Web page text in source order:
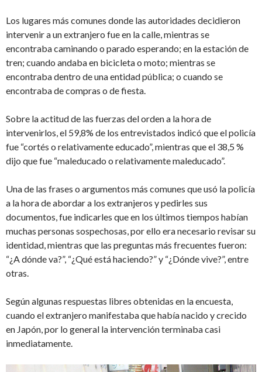
Los lugares más comunes donde las autoridades decidieron
intervenir a un extranjero fue en la calle, mientras se
encontraba caminando o parado esperando; en la estación de
tren; cuando andaba en bicicleta o moto; mientras se
encontraba dentro de una entidad pública; o cuando se
encontraba de compras o de fiesta.
Sobre la actitud de las fuerzas del orden a la hora de
intervenirlos, el 59,8% de los entrevistados indicó que el policía
fue “cortés o relativamente educado”, mientras que el 38,5 %
dijo que fue “maleducado o relativamente maleducado”.
Una de las frases o argumentos más comunes que usó la policía
a la hora de abordar a los extranjeros y pedirles sus
documentos, fue indicarles que en los últimos tiempos habían
muchas personas sospechosas, por ello era necesario revisar su
identidad, mientras que las preguntas más frecuentes fueron:
“¿A dónde va?”, “¿Qué está haciendo?” y “¿Dónde vive?”, entre
otras.
Según algunas respuestas libres obtenidas en la encuesta,
cuando el extranjero manifestaba que había nacido y crecido
en Japón, por lo general la intervención terminaba casi
inmediatamente.